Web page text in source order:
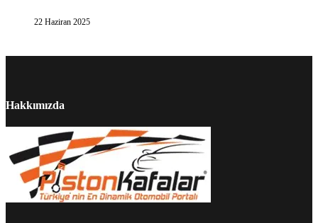
22 Haziran 2025
Hakkımızda